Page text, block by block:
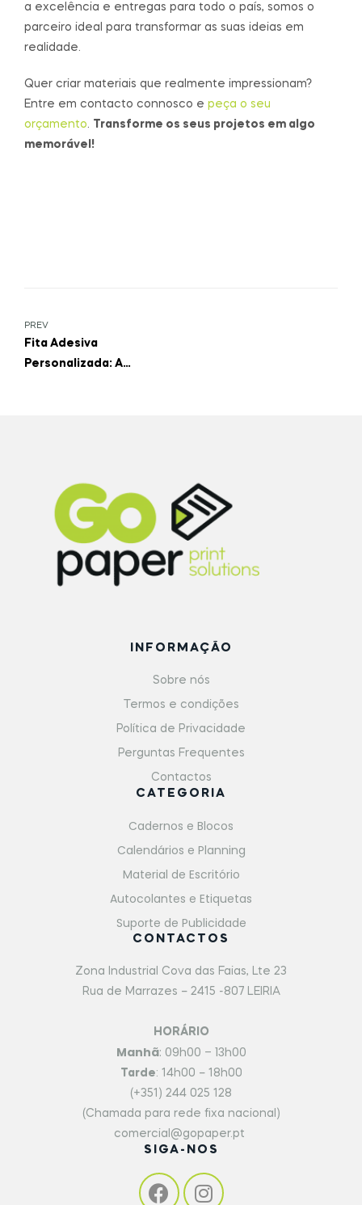
a excelência e entregas para todo o país, somos o
parceiro ideal para transformar as suas ideias em
realidade.
Quer criar materiais que realmente impressionam?
Entre em contacto connosco e peça o seu
orçamento. Transforme os seus projetos em algo
memorável!
PREV
Fita Adesiva
Personalizada: A
INFORMAÇÃO
Sobre nós
Termos e condições
Política de Privacidade
Perguntas Frequentes
Contactos
CATEGORIA
Cadernos e Blocos
Calendários e Planning
Material de Escritório
Autocolantes e Etiquetas
Suporte de Publicidade
CONTACTOS
Zona Industrial Cova das Faias, Lte 23
Rua de Marrazes – 2415 -807 LEIRIA
HORÁRIO
Manhã: 09h00 – 13h00
Tarde: 14h00 – 18h00
(+351) 244 025 128
(Chamada para rede fixa nacional)
comercial@gopaper.pt
SIGA-NOS